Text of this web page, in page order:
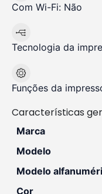
Com Wi-Fi: Não
Tecnologia da
Funções da
Características
Marca
Modelo
Modelo
Cor